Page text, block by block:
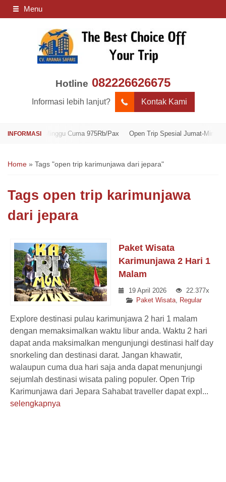
Menu
Hotline 082226626675
Informasi lebih lanjut? Kontak Kami
Minggu Cuma 975Rb/Pax Open Trip Spesial Jumat-Minggu Cuma
Home » Tags "open trip karimunjawa dari jepara"
Tags open trip karimunjawa
dari jepara
Paket Wisata
Karimunjawa 2 Hari 1
Malam
19 April 2026
22.377x
Paket Wisata, Regular
Explore destinasi pulau karimunjawa 2 hari 1 malam
dengan memaksimalkan waktu libur anda. Waktu 2 hari
dapat anda maksimalkan mengunjungi destinasi half day
snorkeling dan destinasi darat. Jangan khawatir,
walaupun cuma dua hari saja anda dapat menunjungi
sejumlah destinasi wisata paling populer. Open Trip
Karimunjawa dari Jepara Sahabat traveller dapat expl...
selengkapnya